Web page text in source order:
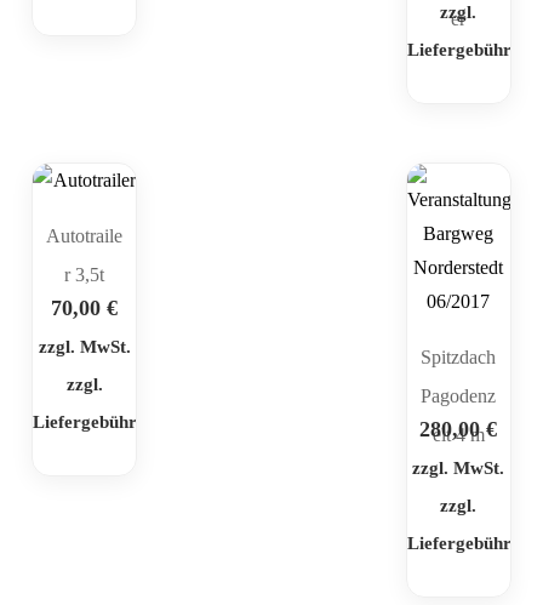
er
zzgl.
Liefergebühr
Autotraile
r 3,5t
70,00€
zzgl. MwSt.
zzgl.
Liefergebühr
Spitzdach
Pagodenz
elt 4 m
280,00€
zzgl. MwSt.
zzgl.
Liefergebühr